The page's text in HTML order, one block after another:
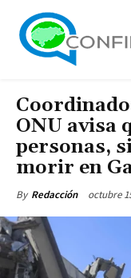
ONU avisa
personas,
morir en
By Redacción octubre